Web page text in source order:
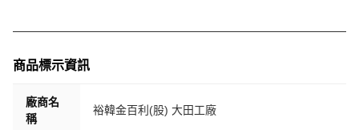
商品標示資訊
廠商名
稱
裕韓金百利(股) 大田工廠